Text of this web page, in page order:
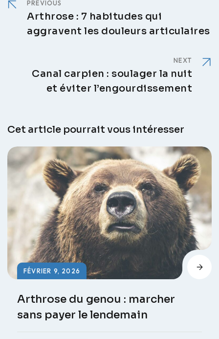
PREVIOUS
Arthrose : 7 habitudes qui
aggravent les douleurs articulaires
NEXT
Canal carpien : soulager la nuit
et éviter l’engourdissement
Cet article pourrait vous intéresser
FÉVRIER 9, 2026
Arthrose du genou : marcher
sans payer le lendemain